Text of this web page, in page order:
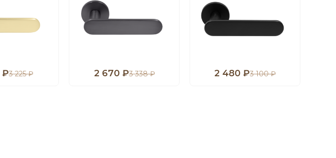
₽3 225 ₽ 2 670 ₽3 338 ₽ 2 480 ₽3 100 ₽